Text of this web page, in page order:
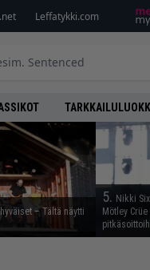
Leffatykki.com
– Tältä näytti
5. Nikki
Mötley